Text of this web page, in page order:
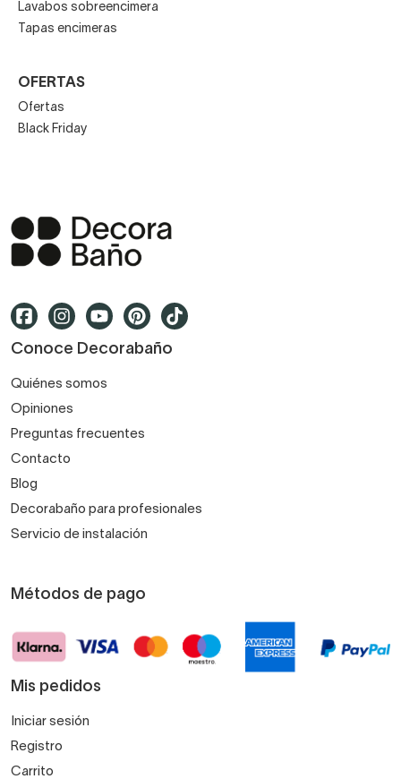
Lavabos sobreencimera
Tapas encimeras
OFERTAS
Ofertas
Black Friday
Conoce Decorabaño
Quiénes somos
Opiniones
Preguntas frecuentes
Contacto
Blog
Decorabaño para profesionales
Servicio de instalación
Métodos de pago
Mis pedidos
Iniciar sesión
Registro
Carrito